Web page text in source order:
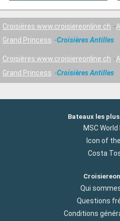
Croisières www.croisiereonline.ch
Grand Princess
Croisières Antilles
Croisières www.croisiereonline.ch
Grand Princess
Croisières Antilles
Bateaux les
MSC
Icon of
Costa
Qui
Questions
Conditions